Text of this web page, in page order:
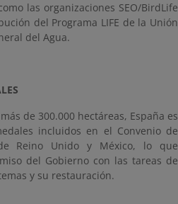
las organizaciones SEO/BirdLife
del Programa LIFE de la Unión
del Agua.
de 300.000 hectáreas, España es
incluidos en el Convenio de
Reino Unido y México, lo que
del Gobierno con las tareas de
y su restauración.